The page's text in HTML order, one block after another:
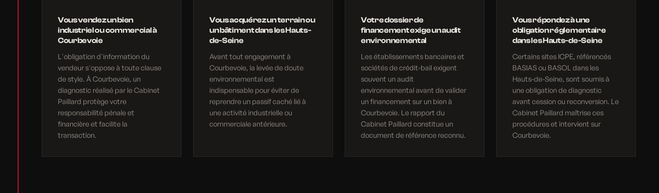
Vous vendez un bien
industriel ou commercial à
Courbevoie
L'obligation d'information du
vendeur s'oppose à toute clause
de style. À Courbevoie, un
diagnostic réalisé par le Cabinet
Paillard protège votre
responsabilité pénale et
financière et facilite la
transaction.
Vous acquérez un terrain ou
un bâtiment dans les Hauts-
de-Seine
Avant tout engagement à
Courbevoie, la levée de doute
environnemental est
indispensable pour éviter de
reprendre un passif caché lié à
une activité industrielle ou
commerciale antérieure.
Votre dossier de
financement exige un audit
environnemental
Les établissements bancaires et
sociétés de crédit-bail exigent
souvent un audit
environnemental avant de valider
un financement sur un bien à
Courbevoie. Le rapport du
Cabinet Paillard constitue un
document de référence reconnu.
Vous répondez à une
obligation réglementaire
dans les Hauts-de-Seine
Certains sites ICPE, référencés
BASIAS ou BASOL dans les
Hauts-de-Seine, sont soumis à
une obligation de diagnostic
avant cession ou reconversion. Le
Cabinet Paillard maîtrise ces
procédures et intervient sur
Courbevoie.